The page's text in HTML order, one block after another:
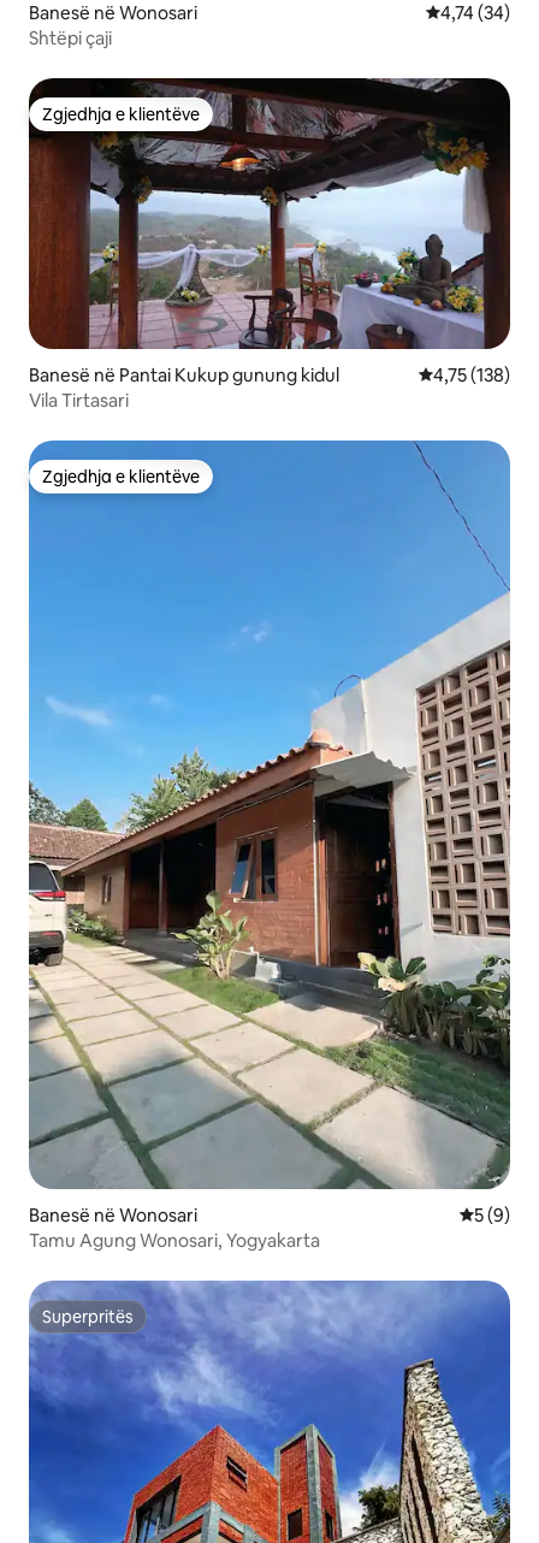
Banesë në Wonosari Vlerësimi
4,74 (34)
Shtëpi çaji
Zgjedhja e klientëve
Zgjedhja e klientëve
Banesë në Pantai Kukup gunung kidul Vlerësimi
4,75 (138)
Vila Tirtasari
Zgjedhja e klientëve
Zgjedhja e klientëve
Banesë në Wonosari
5 (9)
Tamu Agung Wonosari, Yogyakarta
Superpritës
Superpritës